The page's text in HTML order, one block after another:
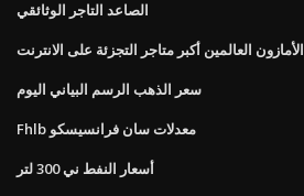
الصاعد التاجر الوثائقي
الأمازون العالمين أكبر متاجر التجزئة على الانترنت
سعر الذهب الرسم البياني اليوم
Fhlb معدلات سان فرانسيسكو
أسعار النفط ني 300 لتر